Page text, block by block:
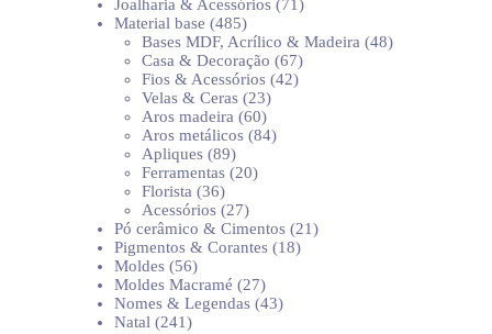
Joalharia & Acessórios 71
Material base 485485
produtos
Bases MDF, Acrílico & Madeira 4848
Casa & Decoração 6767
produtos
Fios & Acessórios 4242
Velas & Ceras 2323
produtos
Aros madeira 6060
produtos
Aros metálicos 8484
Apliques 8989
produtos
Ferramentas 2020
Florista 3636
produtos
Acessórios 2727
produtos
Pó cerâmico & Cimentos 2121
Pigmentos & Corantes 1818
Moldes 5656
produtos
Moldes Macramé 2727
produtos
Nomes & Legendas 4343
Natal 241241